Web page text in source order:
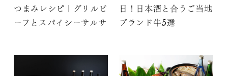
つまみレシピ｜グリルビ
ーフとスパイシーサルサ
日！日本酒と合うご当地
ブランド牛5選